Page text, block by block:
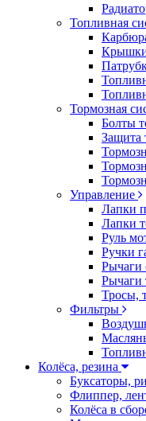
Топливная
Крышки
Тормозная
Болты
Защита
Управление
Лапки
Лапки
Руль
Ручки
Рычаги
Рычаги
Тросы,
Фильтры
Колёса, резина
Буксаторы,
Флиппер,
Колёса в